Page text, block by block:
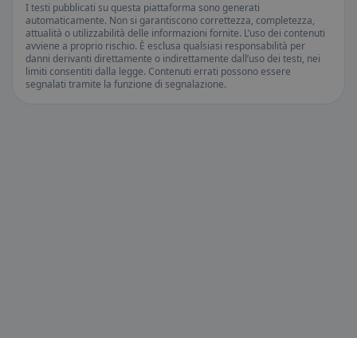
I testi pubblicati su questa piattaforma sono generati
automaticamente. Non si garantiscono correttezza, completezza,
attualità o utilizzabilità delle informazioni fornite. L’uso dei contenuti
avviene a proprio rischio. È esclusa qualsiasi responsabilità per
danni derivanti direttamente o indirettamente dall’uso dei testi, nei
limiti consentiti dalla legge. Contenuti errati possono essere
segnalati tramite la funzione di segnalazione.